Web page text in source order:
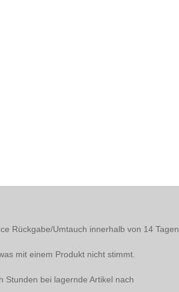
Rückgabe/Umtauch innerhalb von 14 Tagen.
mit einem Produkt nicht stimmt.
Stunden bei lagernde Artikel nach